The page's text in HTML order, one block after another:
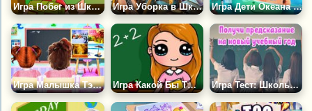
Игра Побег из Школы Игра Уборка в Школе Игра Дети Океана Снова в Школу
Игра Малышка Тэйлор Изучает Времена Года Игра Какой Бы Ты Была Учительницей? Игра Тест: Школьная Форма и Предсказание на Учебный Год